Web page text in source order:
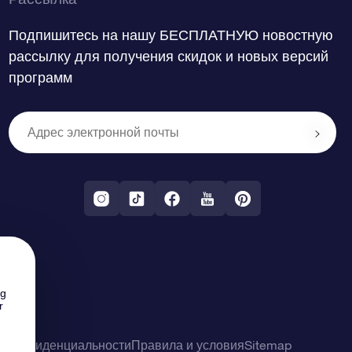
Подпишитесь на нашу БЕСПЛАТНУЮ новостную
рассылку для получения скидок и новых версий
программ
конфиденциальностиПравила и условияSitemap